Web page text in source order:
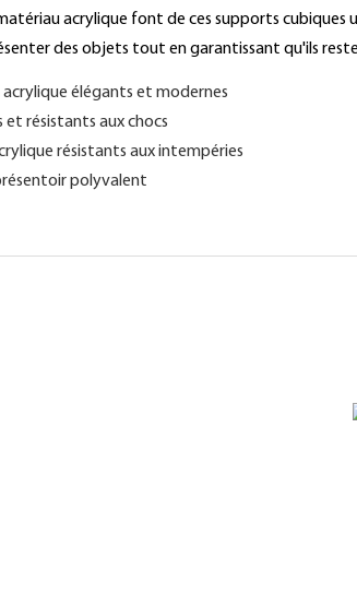
acrylique font de ces supports cubiques
des objets tout en garantissant qu'ils
acrylique élégants et modernes
et résistants aux chocs
résistants aux intempéries
polyvalent